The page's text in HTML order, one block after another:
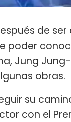
de
poder
Jung
obras.
su
con el